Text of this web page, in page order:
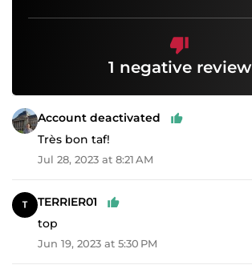
1 negative review
Account deactivated
Très bon taf!
Jul 28, 2023 at 8:21 AM
TERRIER01
top
Jun 19, 2023 at 5:30 PM